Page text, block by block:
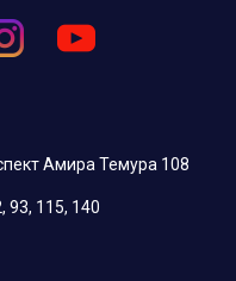
Амира Темура 108
93, 115, 140